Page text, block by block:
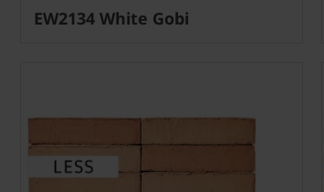
EW2134 White Gobi